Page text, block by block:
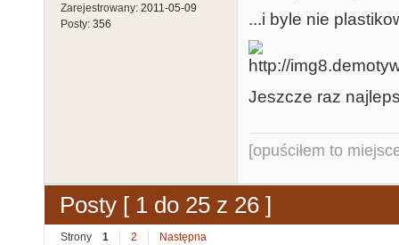
Zarejestrowany: 2011-05-09
Posty: 356
...i byle nie
Jeszcze raz
[opuściłem to
Posty [ 1 do 25 z 26 ]
Strony 1 2 Następna